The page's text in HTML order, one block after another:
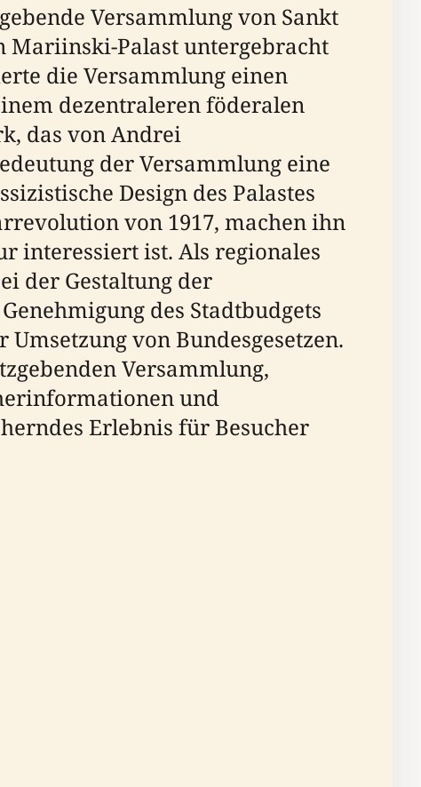
Versammlung von Sankt
Mariinski-Palast untergebracht
die Versammlung einen
dezentraleren föderalen
das von Andrei
der Versammlung eine
Design des Palastes
von 1917, machen ihn
interessiert ist. Als regionales
der Gestaltung der
des Stadtbudgets
von Bundesgesetzen.
Versammlung,
und
Erlebnis für Besucher